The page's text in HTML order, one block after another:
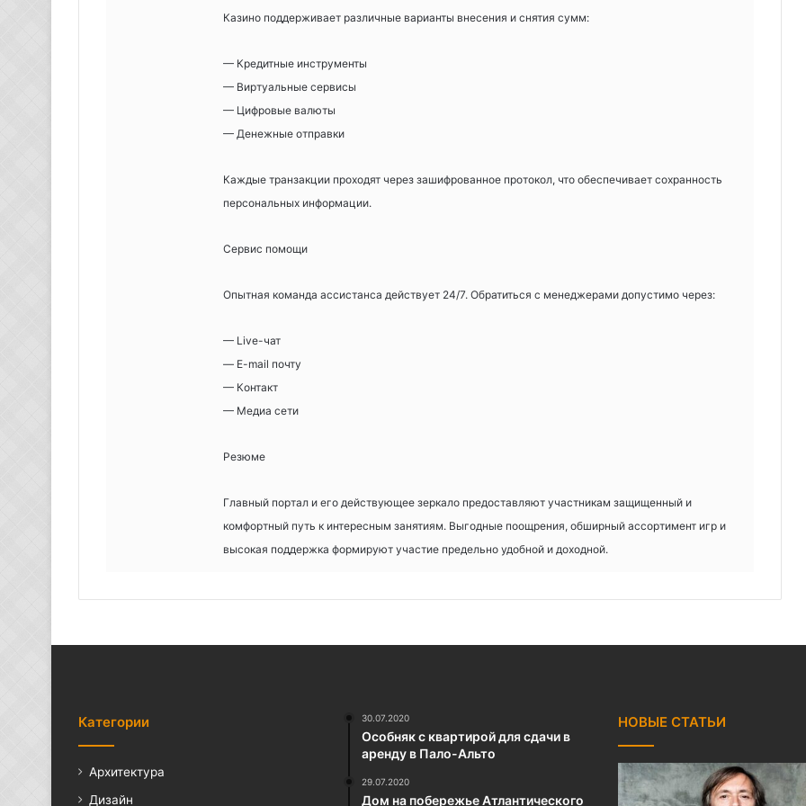
Казино поддерживает различные варианты внесения и снятия сумм:
— Кредитные инструменты
— Виртуальные сервисы
— Цифровые валюты
— Денежные отправки
Каждые транзакции проходят через зашифрованное протокол, что обеспечивает сохранность
персональных информации.
Сервис помощи
Опытная команда ассистанса действует 24/7. Обратиться с менеджерами допустимо через:
— Live-чат
— E-mail почту
— Контакт
— Медиа сети
Резюме
Главный портал и его действующее зеркало предоставляют участникам защищенный и
комфортный путь к интересным занятиям. Выгодные поощрения, обширный ассортимент игр и
высокая поддержка формируют участие предельно удобной и доходной.
Категории
Архитектура
Дизайн
30.07.2020
Особняк с квартирой для сдачи в
аренду в Пало-Альто
29.07.2020
Дом на побережье Атлантического
НОВЫЕ СТАТЬИ